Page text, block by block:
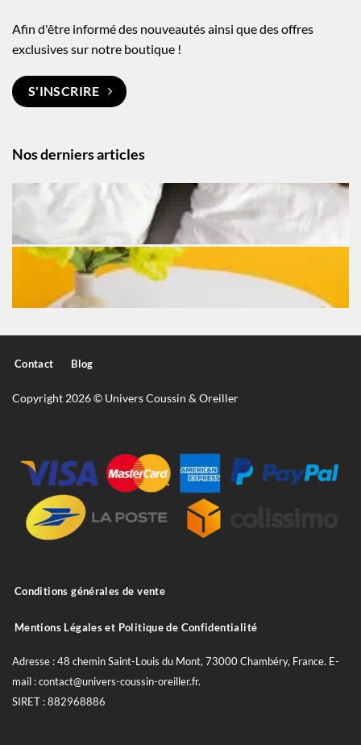
Nos derniers articles
Afin d'être informé des nouveautés ainsi que des offres
exclusives sur notre boutique !
S'INSCRIRE
Contact Blog
Copyright 2026 © Univers Coussin & Oreiller
Conditions générales de vente
Mentions Légales et Politique de Confidentialité
Adresse : 48 chemin Saint-Louis du Mont, 73000 Chambéry, France. E-
mail : contact@univers-coussin-oreiller.fr.
SIRET : 882968886